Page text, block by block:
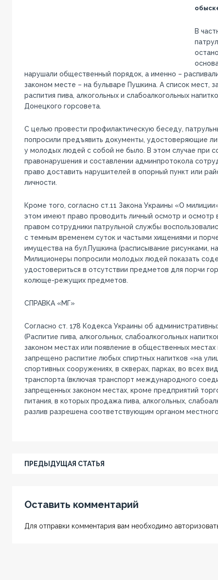
В
нарушали общественный порядок, а именно –
законом месте – на бульваре Пушкина. А список мест,
распития пива, алкогольных и слабоалкогольных
Донецкого горсовета.
С целью провести профилактическую беседу,
попросили предъявить документы, удостоверяющие
у молодых людей с собой не было. В этом случае при
правонарушения и составлении админпротокола
право доставить нарушителей в опорный пункт или
личности.
Кроме того, согласно ст.11 Закона Украины «О
этом имеют право проводить личный осмотр и осмотр
правом сотрудники патрульной службы
с темным временем суток и частыми хищениями и
имущества на бул.Пушкина (расписывание рисунками,
Милиционеры попросили молодых людей показать
удостовериться в отсутствии предметов для порчи
колюще-режущих предметов.
СПРАВКА «МГ»
Согласно ст. 178 Кодекса Украины об
(Распитие пива, алкогольных, слабоалкогольных
законом местах или появление в общественных местах
запрещено распитие любых спиртных напитков «на
спортивных сооружениях, в скверах, парках, во всех
транспорта (включая транспорт международного
запрещенных законом местах, кроме предприятий
питания, в которых продажа пива, алкогольных,
разлив разрешена соответствующим органом
ПРЕДЫДУЩАЯ СТАТЬЯ
Оставить комментарий
Для отправки комментария вам необходимо